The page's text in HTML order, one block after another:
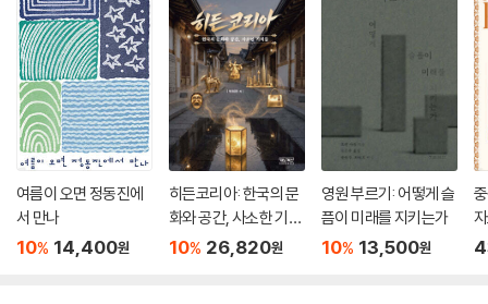
여름이 오면 정동진에
서 만나
10% 14,400원
히든코리아: 한국의 문
화와 공간, 사소한 기적
들
10% 26,820원
영원 부르기: 어떻게 슬
픔이 미래를 지키는가
10% 13,500원